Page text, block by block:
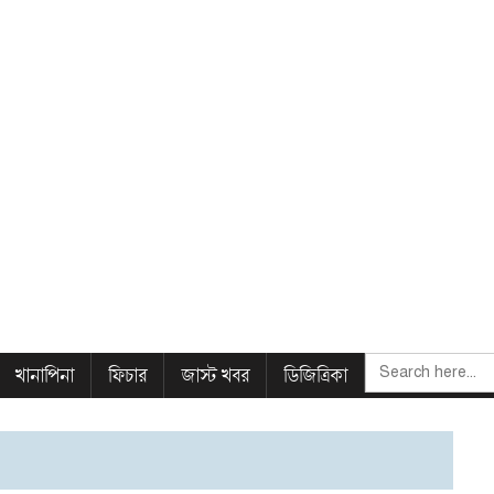
খানাপিনা ফিচার জাস্ট খবর ডিজিত্রিকা
SEARCH
FOR: